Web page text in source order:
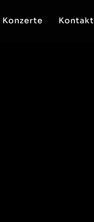
Konzerte Kontakt